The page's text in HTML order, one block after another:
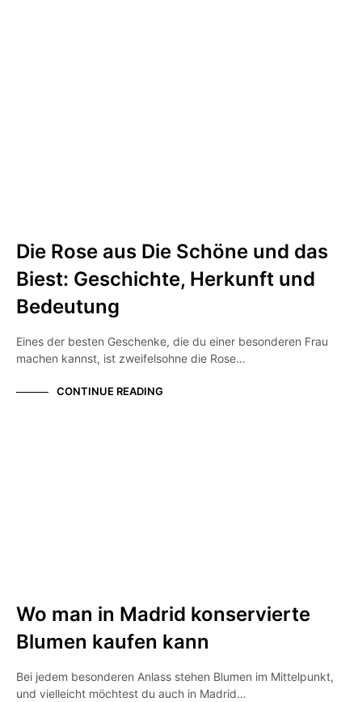
Die Rose aus Die Schöne und das
Biest: Geschichte, Herkunft und
Bedeutung
Eines der besten Geschenke, die du einer besonderen Frau
machen kannst, ist zweifelsohne die Rose…
CONTINUE READING
Wo man in Madrid konservierte
Blumen kaufen kann
Bei jedem besonderen Anlass stehen Blumen im Mittelpunkt,
und vielleicht möchtest du auch in Madrid…